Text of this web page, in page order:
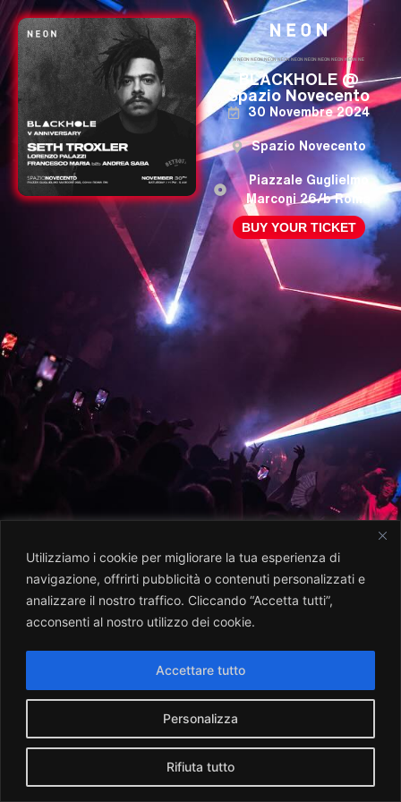
Utilizziamo i cookie per migliorare la tua esperienza di
navigazione, offrirti pubblicità o contenuti personalizzati e
analizzare il nostro traffico. Cliccando “Accetta tutti”,
acconsenti al nostro utilizzo dei cookie.
Personalizza
Rifiuta tutto
Accettare tutto
NEON NEON NEON NEON NEON NEON NEON NEON NEON NEON NEON NEON NEON NEON NEON NEON NEON NEON NEON
BLACKHOLE @
Spazio Novecento
30 Novembre 2024
Spazio Novecento
Piazzale Guglielmo
Marconi 26/b Roma
BUY YOUR TICKET